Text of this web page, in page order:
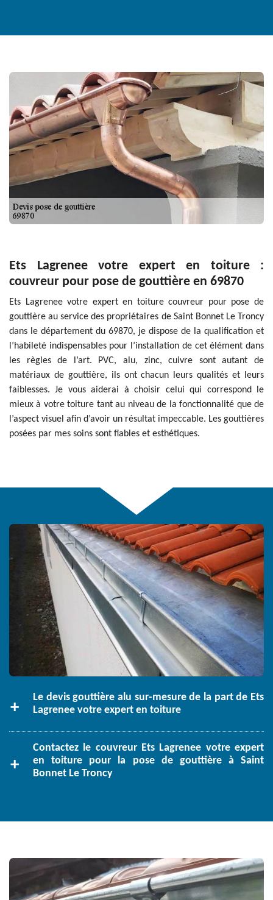
Ets Lagrenee votre expert en toiture :
couvreur pour pose de gouttière en 69870
Ets Lagrenee votre expert en toiture couvreur pour pose de
gouttière au service des propriétaires de Saint Bonnet Le Troncy
dans le département du 69870, je dispose de la qualification et
l’habileté indispensables pour l’installation de cet élément dans
les règles de l’art. PVC, alu, zinc, cuivre sont autant de
matériaux de gouttière, ils ont chacun leurs qualités et leurs
faiblesses. Je vous aiderai à choisir celui qui correspond le
mieux à votre toiture tant au niveau de la fonctionnalité que de
l’aspect visuel afin d’avoir un résultat impeccable. Les gouttières
posées par mes soins sont fiables et esthétiques.
Le devis gouttière alu sur-mesure de la part de Ets
Lagrenee votre expert en toiture
Contactez le couvreur Ets Lagrenee votre expert
en toiture pour la pose de gouttière à Saint
Bonnet Le Troncy